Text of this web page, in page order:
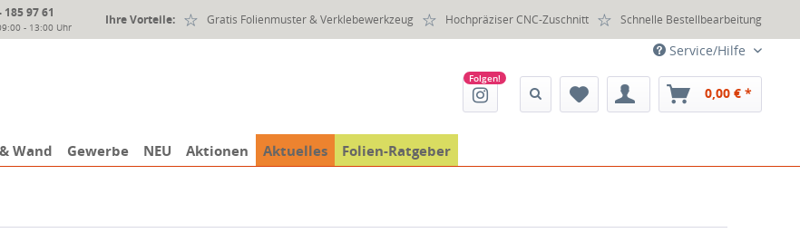
185 97 61
- 13:00 Uhr
Ihre Vorteile: Gratis Folienmuster & Verklebewerkzeug Hochpräziser CNC-Zuschnitt Schnelle Bestellbearbeitung
Service/Hilfe
0,00 € *
Wand Gewerbe NEU Aktionen Aktuelles Folien-Ratgeber